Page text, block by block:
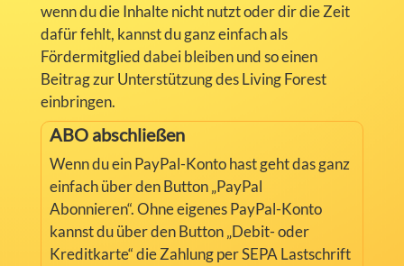
wenn du die Inhalte nicht nutzt oder dir die Zeit
dafür fehlt, kannst du ganz einfach als
Fördermitglied dabei bleiben und so einen
Beitrag zur Unterstützung des Living Forest
einbringen.
ABO abschließen
Wenn du ein PayPal-Konto hast geht das ganz
einfach über den Button „PayPal
Abonnieren“. Ohne eigenes PayPal-Konto
kannst du über den Button „Debit- oder
Kreditkarte“ die Zahlung per SEPA Lastschrift